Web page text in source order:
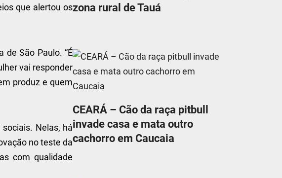
que alertou os
São Paulo. “É
vai responder
produz e quem
Nelas, há
no teste da
com qualidade
zona rural de Tauá
CEARÁ – Cão da raça pitbull
invade casa e mata outro
cachorro em Caucaia